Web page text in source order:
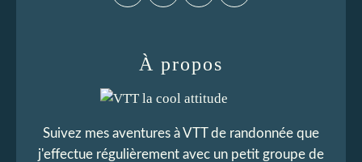
À propos
Suivez mes aventures à VTT de randonnée que
j'effectue régulièrement avec un petit groupe de